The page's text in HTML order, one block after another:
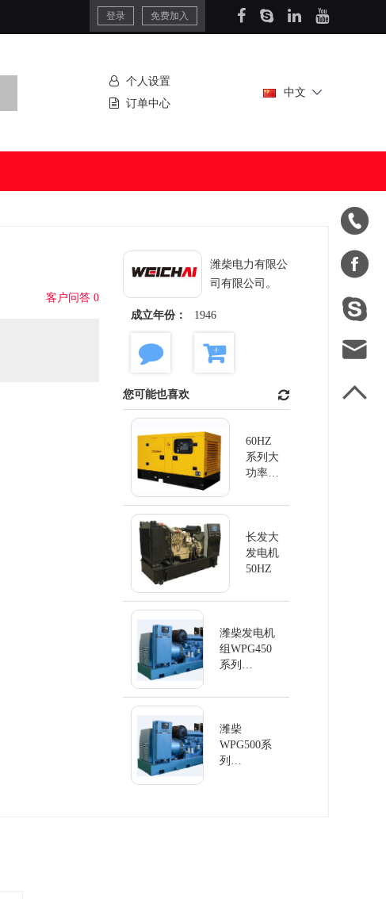
登录 免费加入





个人设置
订单中心
中文
客户问答 0
潍柴电力有限公
司有限公司。
成立年份： 1946
您可能也喜欢
60HZ
系列大
功率发
长发大
发电机
50HZ
潍柴发电机
组WPG450
系列
柴油发电机
潍柴
WPG500系
列